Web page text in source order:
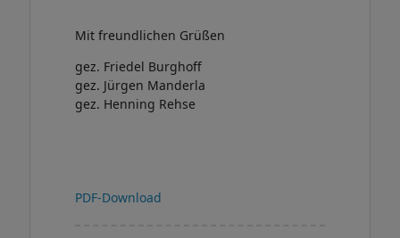
Mit freundlichen Grüßen
gez. Friedel Burghoff
gez. Jürgen Manderla
gez. Henning Rehse
PDF-Download